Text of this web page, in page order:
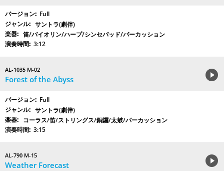
Full
サントラ(劇伴)
笛/バイオリン/ハープ/シンセパッド/パーカッション
3:12
AL-1035 M-02
Forest of the Abyss
Full
サントラ(劇伴)
コーラス/笛/ストリングス/銅鑼/太鼓/パーカッション
3:15
AL-790 M-15
Weather Forecast